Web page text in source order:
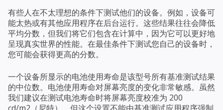
有些人在不太理想的条件下测试他们的设备。例如，设备可
能太热或有其他应用程序在后台运行。这些结果往往会降低
平均分数，但我们将它们包含在计算中，因为它可以更好地
呈现真实世界的性能。在最佳条件下测试您自己的设备时，
您可能会获得更高的分数。
一个设备所显示的电池使用寿命是该型号所有基准测试结果
的中位数。电池使用寿命对屏幕亮度的变化非常敏感。虽然
我们建议在测试电池寿命时将屏幕亮度校准为 200
cd/m2（尼特），但这个设置不能由基准测试应用程序强制